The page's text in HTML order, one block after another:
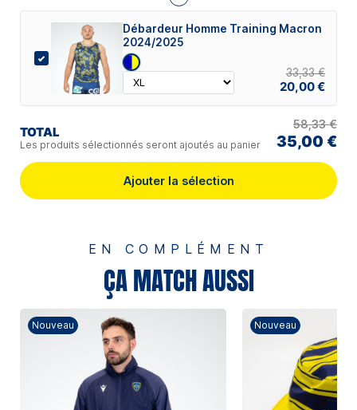
Débardeur Homme Training Macron
2024/2025
33,33 €
20,00 €
TOTAL
Les produits sélectionnés seront ajoutés au panier
58,33 €
35,00 €
Ajouter la sélection
EN COMPLÉMENT
ÇA MATCH AUSSI
Nouveau Nouveau